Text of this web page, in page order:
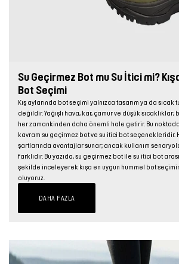
Su Geçirmez Bot mu Su İtici mi?
Bot Seçimi
Kış aylarında bot seçimi yalnızca tasarım ya da sıcak
değildir. Yağışlı hava, kar, çamur ve düşük
her zamankinden daha önemli hale getirir. Bu noktada
kavram su geçirmez bot ve su itici bot seçenekleridir.
şartlarında avantajlar sunar; ancak kullanım
farklıdır. Bu yazıda, su geçirmez bot ile su itici bot
şekilde inceleyerek kışa en uygun hummel bot
oluyoruz.
DAHA FAZLA